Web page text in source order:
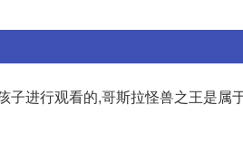
进行观看的,哥斯拉怪兽之王是属